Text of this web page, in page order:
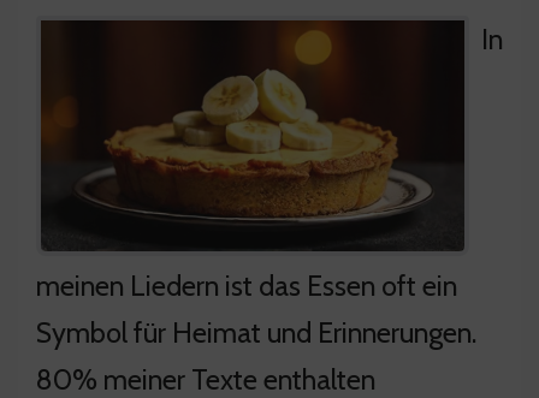
In
meinen Liedern ist das Essen oft ein
Symbol für Heimat und Erinnerungen.
80% meiner Texte enthalten